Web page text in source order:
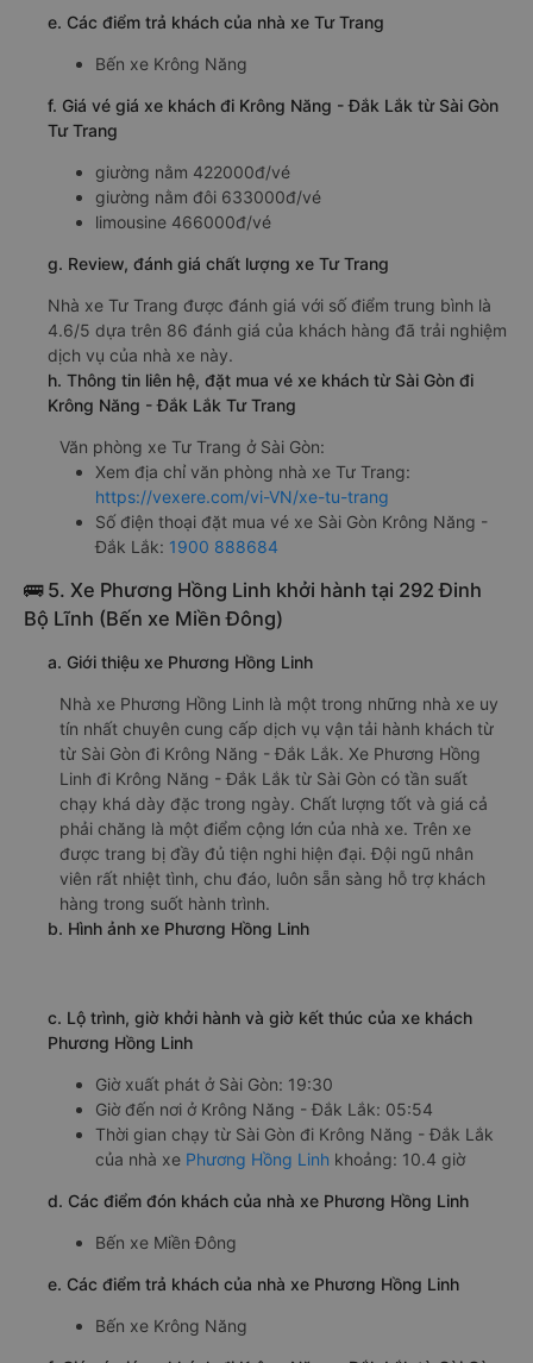
c. Lộ trình, giờ khởi hành và giờ kết thúc của xe khách Tư
Trang
Giờ xuất phát ở Sài Gòn: 19:00, 21:00, 22:00
Giờ đến nơi ở Krông Năng - Đắk Lắk: 05:24, 07:24,
08:24
Thời gian chạy từ Sài Gòn đi Krông Năng - Đắk Lắk
Bến xe Miền Đông cũ (Dãy 7 - C5)
e. Các điểm trả khách của nhà xe Tư Trang
Bến xe Krông Năng
f. Giá vé giá xe khách đi Krông Năng - Đắk Lắk từ Sài Gòn
Tư Trang
giường nằm 422000đ/vé
giường nằm đôi 633000đ/vé
g. Review, đánh giá chất lượng xe Tư Trang
Nhà xe Tư Trang được đánh giá với số điểm trung bình là
4.6/5 dựa trên 86 đánh giá của khách hàng đã trải nghiệm
dịch vụ của nhà xe này.
h. Thông tin liên hệ, đặt mua vé xe khách từ Sài Gòn đi
Krông Năng - Đắk Lắk Tư Trang
Văn phòng xe Tư Trang ở Sài Gòn:
Xem địa chỉ văn phòng nhà xe Tư Trang:
https://vexere.com/vi-VN/xe-tu-trang
Số điện thoại đặt mua vé xe Sài Gòn Krông Năng -
Đắk Lắk:
1900 888684
🚌 5. Xe Phương Hồng Linh khởi hành tại 292 Đinh
a. Giới thiệu xe Phương Hồng Linh
Nhà xe Phương Hồng Linh là một trong những nhà xe uy
tín nhất chuyên cung cấp dịch vụ vận tải hành khách từ
từ Sài Gòn đi Krông Năng - Đắk Lắk. Xe Phương Hồng
Linh đi Krông Năng - Đắk Lắk từ Sài Gòn có tần suất
chạy khá dày đặc trong ngày. Chất lượng tốt và giá cả
phải chăng là một điểm cộng lớn của nhà xe. Trên xe
được trang bị đầy đủ tiện nghi hiện đại. Đội ngũ nhân
hàng trong suốt hành trình.
b. Hình ảnh xe Phương Hồng Linh